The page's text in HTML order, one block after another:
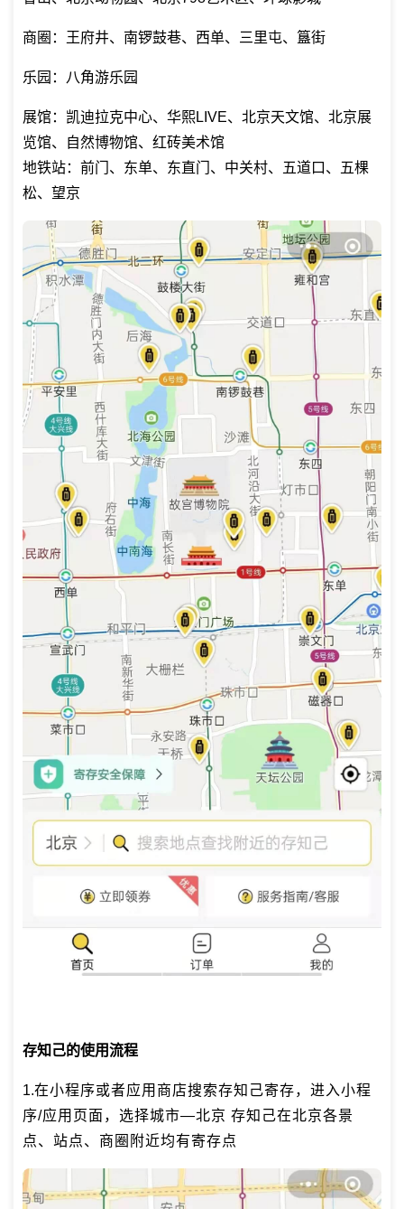
商圈：王府井、南锣鼓巷、西单、三里屯、簋街
乐园：八角游乐园
展馆：凯迪拉克中心、华熙LIVE、北京天文馆、北京展
览馆、自然博物馆、红砖美术馆
地铁站：前门、东单、东直门、中关村、五道口、五棵
松、望京
存知己的使用流程
1.在小程序或者应用商店搜索存知己寄存，进入小程
序/应用页面，选择城市—北京 存知己在北京各景
点、站点、商圈附近均有寄存点